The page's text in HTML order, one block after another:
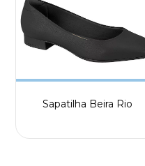
Sapatilha Beira Rio